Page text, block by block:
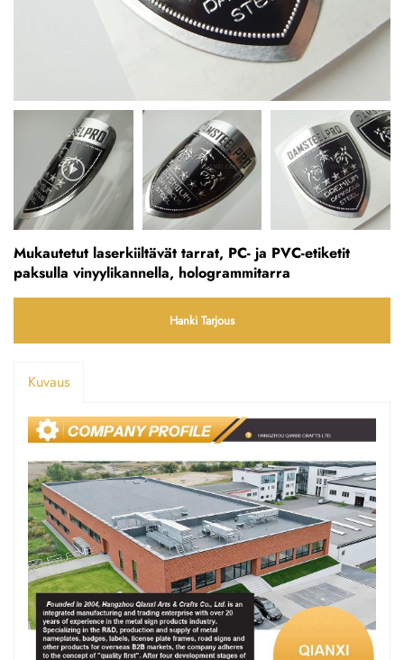
Mukautetut laserkiiltävät tarrat, PC- ja PVC-etiketit
paksulla vinyylikannella, hologrammitarra
Hanki Tarjous
Kuvaus